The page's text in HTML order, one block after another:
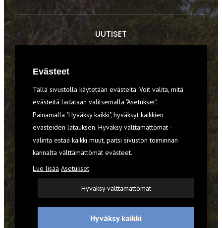
UUTISET
VARUSTEET
TILAA RETKI-LEHTI
YHTEYSTIEDOT
REKISTERISELOSTE
EVÄSTEET
Evästeet
Tällä sivustolla käytetään evästeitä. Voit valita, mitä
evästeitä ladataan valitsemalla "Asetukset".
Painamalla "Hyväksy kaikki", hyväksyt kaikkien
evästeiden latauksen. Hyväksy välttämättömät -
valinta estää kaikki muut, paitsi sivuston toiminnan
kannalta välttämättömät evästeet.
Lue lisää Asetukset
Hyväksy välttämättömät
Hyväksy kaikki